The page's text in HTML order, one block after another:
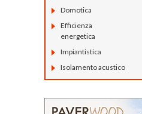
Domotica
Efficienza
energetica
Impiantistica
Isolamento acustico